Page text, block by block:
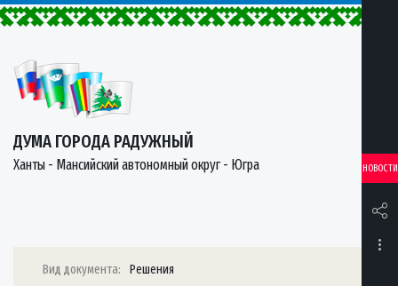
ДУМА ГОРОДА РАДУЖНЫЙ
Ханты - Мансийский автономный округ - Югра НОВОСТИ
Вид документа:
Решения